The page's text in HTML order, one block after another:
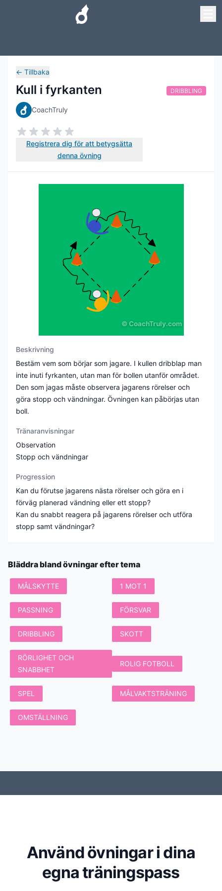
← Tillbaka
Kull i fyrkanten
CoachTruly
Registrera dig för att betygsätta
denna övning
DRIBBLING
© CoachTruly.com
Beskrivning
Bestäm vem som börjar som jagare. I kullen dribblар man
inte inuti fyrkanten, utan man för bollen utanför området.
Den som jagas måste observera jagarens rörelser och
göra stopp och vändningar. Övningen kan påbörjas utan
boll.
Tränaranvisningar
Observation
Stopp och vändningar
Progression
Kan du förutse jagarens nästa rörelser och göra en i
förväg planerad vändning eller ett stopp?
Kan du snabbt reagera på jagarens rörelser och utföra
stopp samt vändningar?
Bläddra bland övningar efter tema
MÅLSKYTTE 1 MOT 1
PASSNING FÖRSVAR
DRIBBLING SKOTT
RÖRLIGHET OCH
SNABBHET
ROLIG FOTBOLL
SPEL MÅLVAKTSTRÄNING
OMSTÄLLNING
Använd övningar i dina
egna träningspass